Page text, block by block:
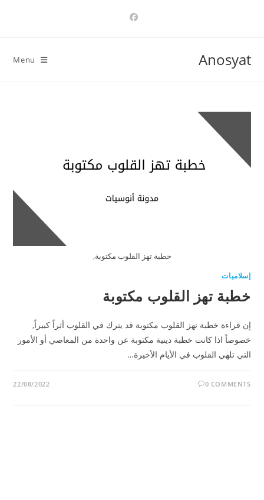
Anosyat
Menu
خطبة تهز القلوب مكتوبة,
إسلاميات
خطبة تهز القلوب مكتوبة
إن قراءة خطبة تهز القلوب مكتوبة قد يترك في القلوب أثراً كبيراً,
خصوصاً اذا كانت خطبة دينية مكتوبة عن واحدة من المعاصي أو الأمور
التي تلهي القلوب في الأيام الأخيرة…
0 COMMENTS
22/08/2022